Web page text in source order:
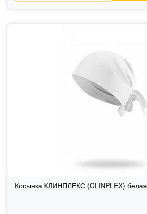
Косынка КЛИНПЛЕКС (CLINPLEX) белая